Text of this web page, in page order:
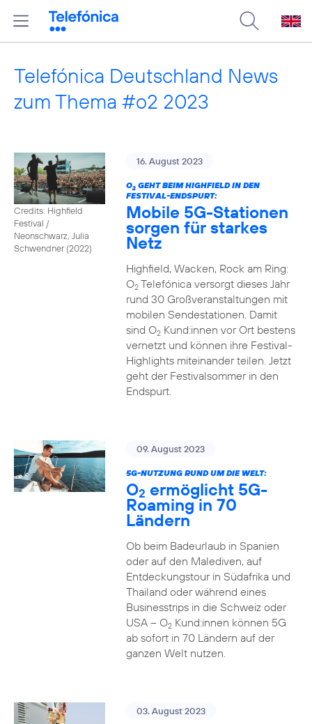
Telefónica Deutschland News
zum Thema #o2 2023
Credits: Highfield
Festival /
Neonschwarz, Julia
Schwendner (2022)
16. August 2023
O2GEHT BEIM HIGHFIELD IN DEN
FESTIVAL-ENDSPURT:
Mobile 5G-Stationen
sorgen für starkes
Netz
Highfield, Wacken, Rock am Ring:
O2Telefónica versorgt dieses Jahr
rund 30 Großveranstaltungen mit
mobilen Sendestationen. Damit
sind O2Kund:innen vor Ort bestens
vernetzt und können ihre Festival-
Highlights miteinander teilen. Jetzt
geht der Festivalsommer in den
Endspurt.
09. August 2023
5G-NUTZUNG RUND UM DIE WELT:
O2 ermöglicht 5G-
Roaming in 70
Ländern
Ob beim Badeurlaub in Spanien
oder auf den Malediven, auf
Entdeckungstour in Südafrika und
Thailand oder während eines
Businesstrips in die Schweiz oder
USA – O2Kund:innen können 5G
ab sofort in 70 Ländern auf der
ganzen Welt nutzen.
03. August 2023